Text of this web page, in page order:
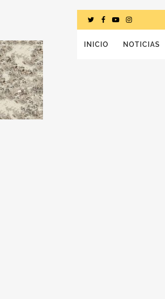
INICIO NOTICIAS